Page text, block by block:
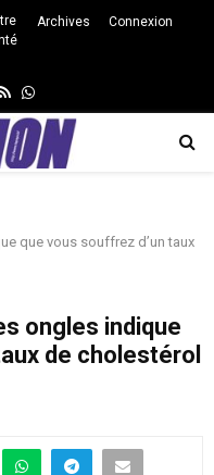
Archives Connexion
RssWhatsapp
que vous souffrez d’un taux
ongles indique
de cholestérol